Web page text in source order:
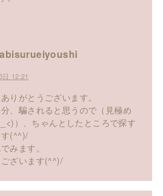
12:21
りがとうございます。
、騙されると思うので（見極め
）、ちゃんとしたところで探す
す(^^)/
みます。
ざいます(^^)/